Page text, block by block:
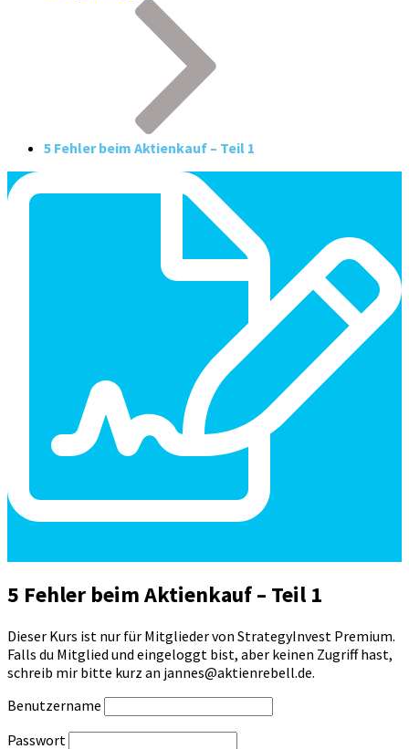
5 Fehler beim Aktienkauf – Teil 1
5 Fehler beim Aktienkauf – Teil 1
Dieser Kurs ist nur für Mitglieder von StrategyInvest Premium.
Falls du Mitglied und eingeloggt bist, aber keinen Zugriff hast,
schreib mir bitte kurz an jannes@aktienrebell.de.
Benutzername
Passwort